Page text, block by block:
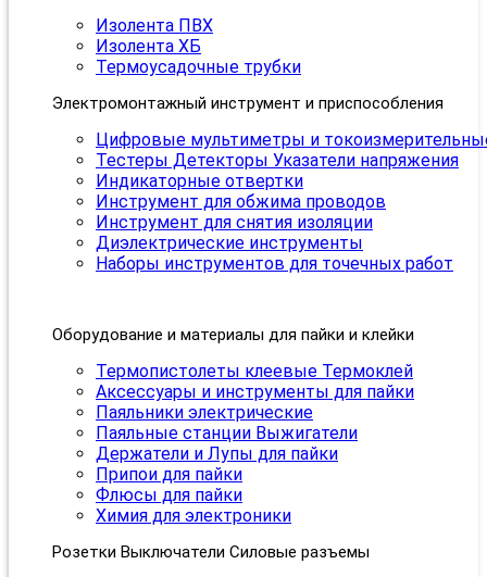
Изолента ПВХ
Изолента ХБ
Термоусадочные трубки
Электромонтажный инструмент и приспособления
Цифровые мультиметры и
Тестеры Детекторы Указатели напряжения
Индикаторные отвертки
Инструмент для обжима проводов
Инструмент для снятия изоляции
Диэлектрические инструменты
Наборы инструментов для точечных работ
Оборудование и материалы для пайки и клейки
Термопистолеты клеевые Термоклей
Аксессуары и инструменты для пайки
Паяльники электрические
Паяльные станции Выжигатели
Держатели и Лупы для пайки
Припои для пайки
Флюсы для пайки
Химия для электроники
Розетки Выключатели Силовые разъемы